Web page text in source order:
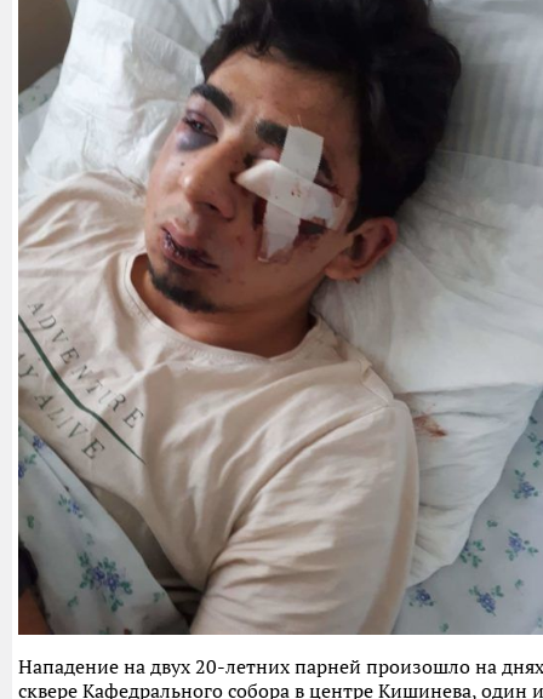
Нападение на двух 20-летних парней произошло на
сквере Кафедрального собора в центре Кишинева, один